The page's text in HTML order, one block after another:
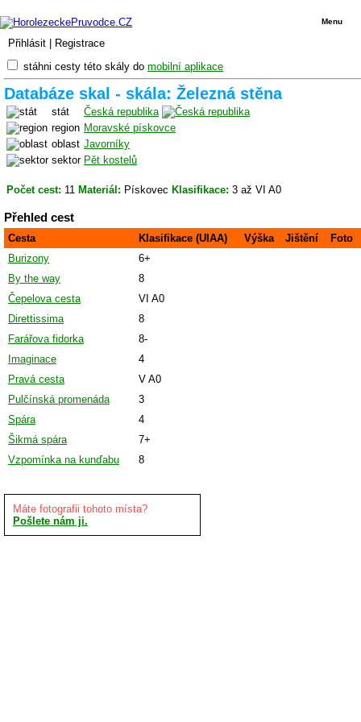
Přihlásit Registrace
Menu
stáhni cesty této skály do mobilní aplikace
Databáze skal - skála: Železná stěna
stát
Česká republika
region Moravské pískovce
oblast Javorníky
sektor Pět kostelů
Počet cest: 11 Materiál: Pískovec Klasifikace: 3 až VI A0
Přehled cest
Cesta Klasifikace (UIAA) Výška Jištění
Foto
Burizony
6+
By the way
8
Čepelova cesta
VI A0
Direttissima
8
Farářova fidorka
8-
Imaginace
4
Pravá cesta
V A0
Pulčínská promenáda
3
Spára
4
Šikmá spára
7+
Vzpomínka na kunďabu
8
Máte fotografii tohoto místa?
Pošlete nám ji.